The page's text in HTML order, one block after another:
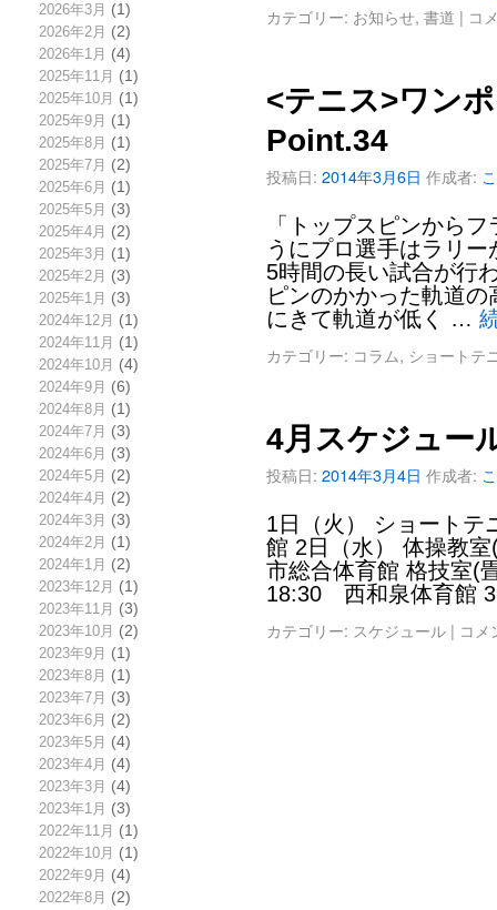
2026年3月 (1)
2026年2月 (2)
2026年1月 (4)
2025年11月 (1)
2025年10月 (1)
2025年9月 (1)
2025年8月 (1)
2025年7月 (2)
2025年6月 (1)
2025年5月 (3)
2025年4月 (2)
2025年3月 (1)
2025年2月 (3)
2025年1月 (3)
2024年12月 (1)
2024年11月 (1)
2024年10月 (4)
2024年9月 (6)
2024年8月 (1)
2024年7月 (3)
2024年6月 (3)
2024年5月 (2)
2024年4月 (2)
2024年3月 (3)
2024年2月 (1)
2024年1月 (2)
2023年12月 (1)
2023年11月 (3)
2023年10月 (2)
2023年9月 (1)
2023年8月 (1)
2023年7月 (3)
2023年6月 (2)
2023年5月 (4)
2023年4月 (4)
2023年3月 (4)
2023年1月 (3)
2022年11月 (1)
2022年10月 (1)
2022年9月 (4)
2022年8月 (2)
カテゴリー: お知らせ, 書道 | コ
<テニス>ワン
Point.34
投稿日: 2014年3月6日 作成者:
「トップスピンから
うにプロ選手はラリ
5時間の長い試合が行
ピンのかかった軌道
にきて軌道が低く …
カテゴリー: コラム, ショートテ
4月スケジュー
投稿日: 2014年3月4日 作成者:
1日（火） ショート
館 2日（水） 体操教
市総合体育館 格技室(
18:30 西和泉体育館
カテゴリー: スケジュール | コメ